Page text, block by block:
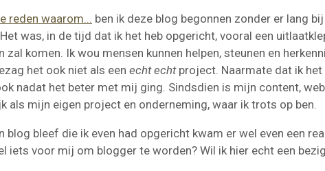
reden waarom... ben ik deze blog begonnen zonder er lang
was, in de tijd dat ik het heb opgericht, vooral een
komen. Ik wou mensen kunnen helpen, steunen en
het ook niet als een echt echtproject. Naarmate dat ik
nadat het beter met mij ging. Sindsdien is mijn content,
als mijn eigen project en onderneming, waar ik trots op ben.
bleef die ik even had opgericht kwam er wel even een
voor mij om blogger te worden? Wil ik hier echt een